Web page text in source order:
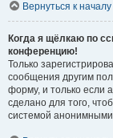
Вернуться к началу
Когда я щёлкаю по
конференцию!
Только
сообщения другим
форму, и только если
сделано для того,
системой